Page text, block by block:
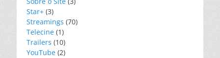
Star+ (3)
Streamings (70)
Telecine (1)
Trailers (10)
YouTube (2)